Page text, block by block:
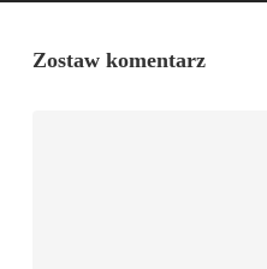
Zostaw komentarz